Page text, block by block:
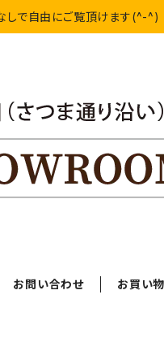
しで自由にご覧頂けます(^-^)
お問い合わせ お買い